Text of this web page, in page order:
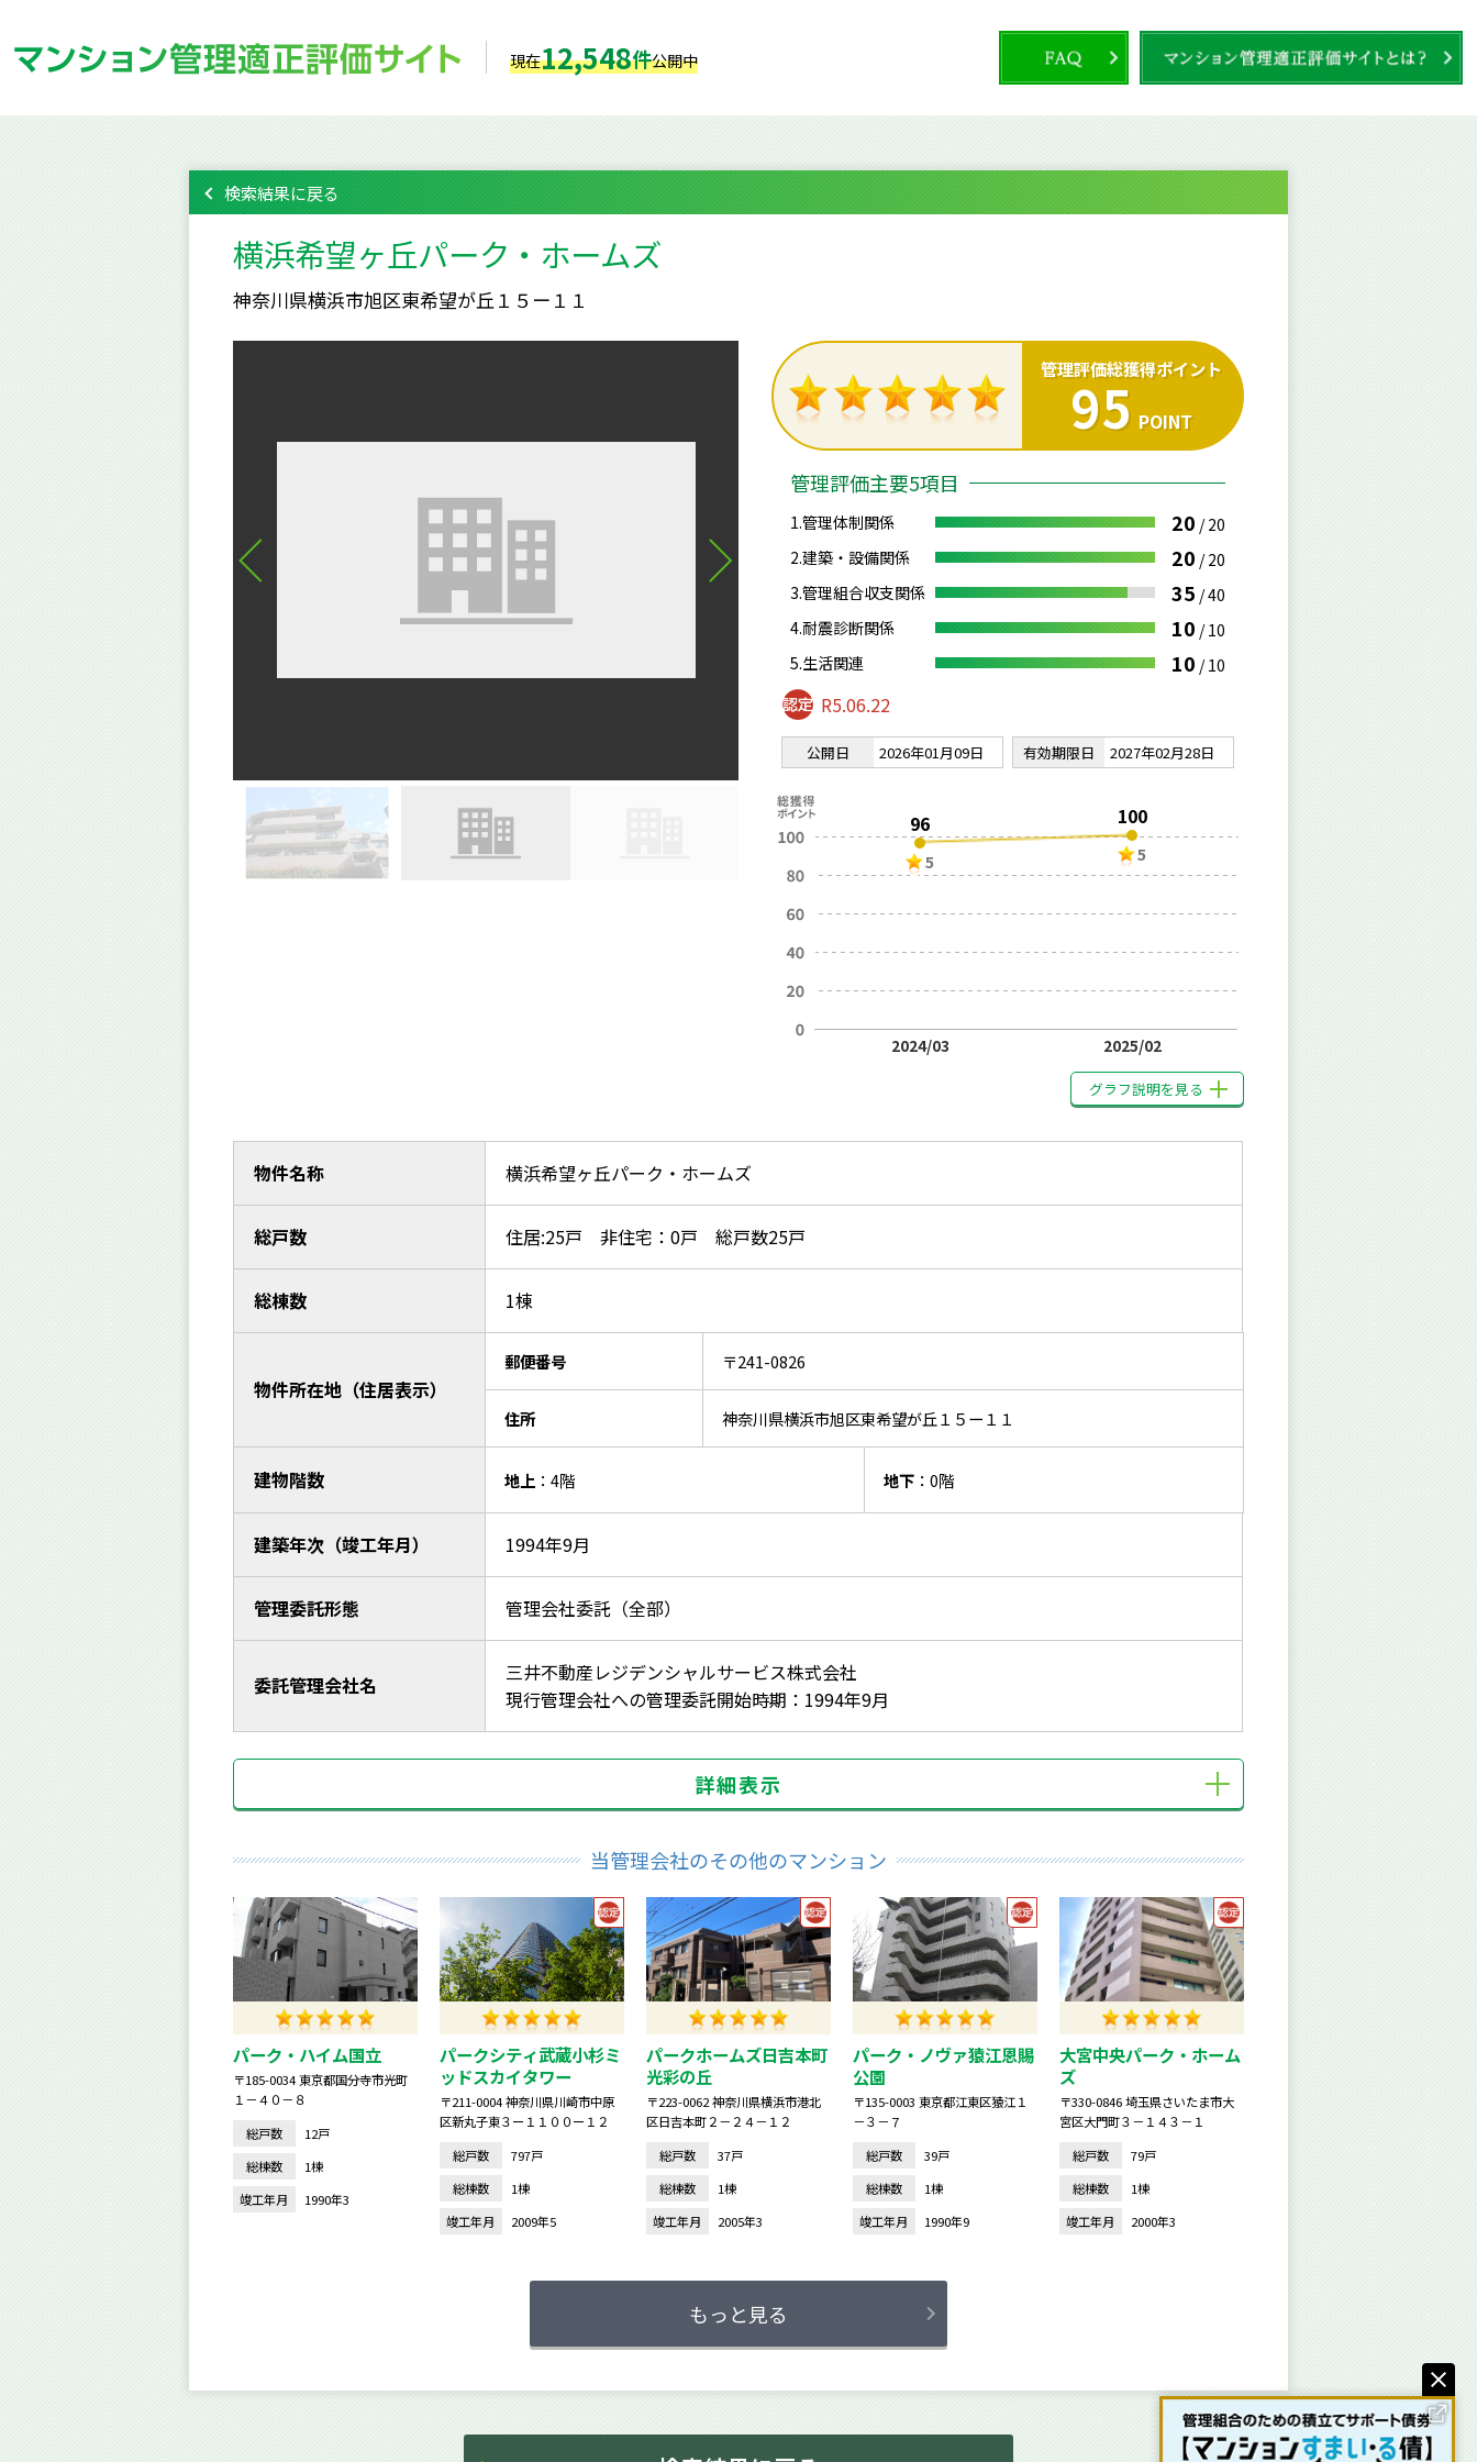
現在12,548件公開中
検索結果に戻る
横浜希望ヶ丘パーク・ホームズ
神奈川県横浜市旭区東希望が丘１５ー１１
管理評価総獲得ポイント
95 POINT
管理評価主要5項目
1.管理体制関係 20 / 20
2.建築・設備関係
20 / 20
3.管理組合収支関係
35 /40
4.耐震診断関係
10 / 10
5.生活関連
10 / 10
R5.06.22
公開日 2026年01月09日 有効期限日 2027年02月28日
96
5
2024/03
100
5
2025/02
グラフ説明を見る
物件名称 横浜希望ヶ丘パーク・ホームズ
総戸数 住居:25戸 非住宅：0戸 総戸数25戸
総棟数 1棟
物件所在地（住居表示）
郵便番号 〒241-0826
住所 神奈川県横浜市旭区東希望が丘１５ー１１
建物階数 地上：4階 地下：0階
建築年次（竣工年月） 1994年9月
管理委託形態 管理会社委託（全部）
委託管理会社名
三井不動産レジデンシャルサービス株式会社
現行管理会社への管理委託開始時期：1994年9月
詳細表示
当管理会社のその他のマンション
パーク・ハイム国立
〒185-0034 東京都国分寺市光町
１－４０－８
総戸数
12戸
総棟数
1棟
竣工年月
1990年3
パークシティ武蔵小杉ミ
ッドスカイタワー
〒211-0004 神奈川県川崎市中原
区新丸子東３ー１１００ー１２
総戸数
797戸
総棟数
1棟
竣工年月
2009年5
パークホームズ日吉本町
光彩の丘
〒223-0062 神奈川県横浜市港北
区日吉本町２－２４－１２
総戸数
37戸
総棟数
1棟
竣工年月
2005年3
パーク・ノヴァ猿江恩賜
公園
〒135-0003 東京都江東区猿江１
－３－７
総戸数
39戸
総棟数
1棟
竣工年月
1990年9
大宮中央パーク・ホーム
ズ
〒330-0846 埼玉県さいたま市大
宮区大門町３－１４３－１
総戸数
79戸
総棟数
1棟
竣工年月
2000年3
もっと見る